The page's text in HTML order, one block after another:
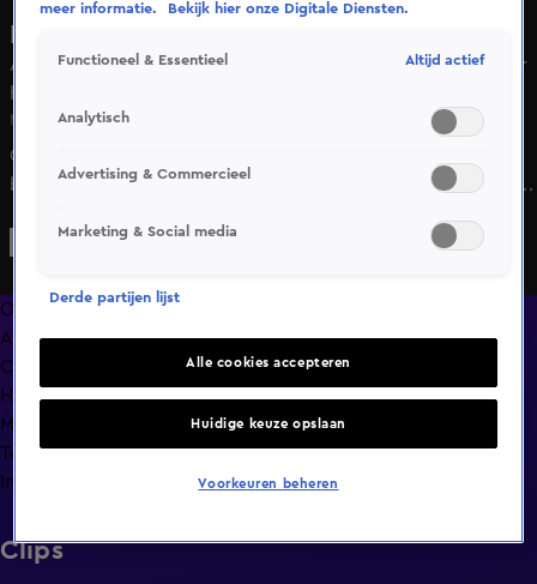
Anouk adviseert Chess om naar huis te gaan: 'Je moet naar
hem'
Ma 15 juni, 13:36
Chess twijfelt of ze wel naar huis moet gaan of toch wil
blijven in de Loods. Anouk troost haar en vertelt Chess om
Overzicht
Afleveringen
Clips
Hoe is het nu met?
Macdate met Nick Eshuis
Terugblik
Info
Clips
meer informatie.
Bekijk hier onze Digitale Diensten.
Functioneel & Essentieel Altijd actief
Analytisch
Advertising & Commercieel
Marketing & Social media
Derde partijen lijst
Alle cookies accepteren
Huidige keuze opslaan
Voorkeuren beheren